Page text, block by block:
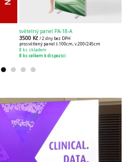
světelný panel PA-18-A
3500 Kč / 2 dny bez DPH
prosvětlený panel š.100cm, v.200/245cm
8 ks skladem
8 ks celkem k dispozici